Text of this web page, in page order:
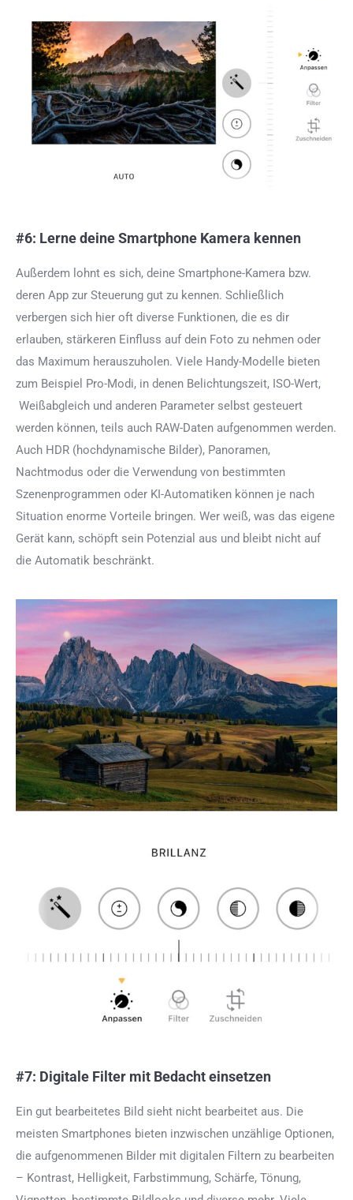
#6: Lerne deine Smartphone Kamera kennen
Außerdem lohnt es sich, deine Smartphone-Kamera bzw.
deren App zur Steuerung gut zu kennen. Schließlich
verbergen sich hier oft diverse Funktionen, die es dir
erlauben, stärkeren Einfluss auf dein Foto zu nehmen oder
das Maximum herauszuholen. Viele Handy-Modelle bieten
zum Beispiel Pro-Modi, in denen Belichtungszeit, ISO-Wert,
Weißabgleich und anderen Parameter selbst gesteuert
werden können, teils auch RAW-Daten aufgenommen werden.
Auch HDR (hochdynamische Bilder), Panoramen,
Nachtmodus oder die Verwendung von bestimmten
Szenenprogrammen oder KI-Automatiken können je nach
Situation enorme Vorteile bringen. Wer weiß, was das eigene
Gerät kann, schöpft sein Potenzial aus und bleibt nicht auf
die Automatik beschränkt.
#7: Digitale Filter mit Bedacht einsetzen
Ein gut bearbeitetes Bild sieht nicht bearbeitet aus. Die
meisten Smartphones bieten inzwischen unzählige Optionen,
die aufgenommenen Bilder mit digitalen Filtern zu bearbeiten
– Kontrast, Helligkeit, Farbstimmung, Schärfe, Tönung,